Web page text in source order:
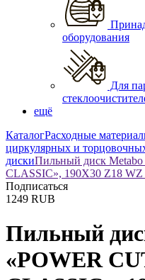
оборудования
Для
ещё
КаталогРасходные
циркулярных и
дискиПильный диск
CLASSIC», 190X30 Z18 WZ
Подписаться
1249 RUB
Пильный
«POWER